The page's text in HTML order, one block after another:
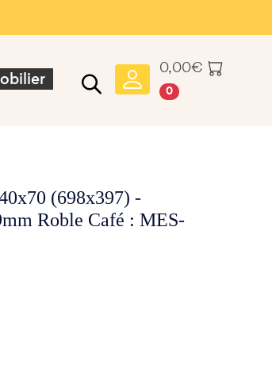
0,00€
0
(698x397) -
Roble Café : MES-